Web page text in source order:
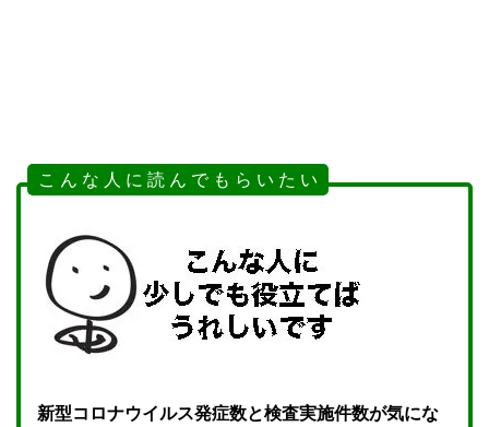
こ ん な 人 に 読 ん で も ら い た い
新型コロナウイルス発症数と検査実施件数が気にな